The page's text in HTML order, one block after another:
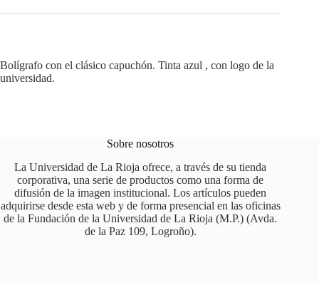
Bolígrafo con el clásico capuchón. Tinta azul , con logo de la
universidad.
Sobre nosotros
La Universidad de La Rioja ofrece, a través de su tienda
corporativa, una serie de productos como una forma de
difusión de la imagen institucional. Los artículos pueden
adquirirse desde esta web y de forma presencial en las oficinas
de la Fundación de la Universidad de La Rioja (M.P.) (Avda.
de la Paz 109, Logroño).